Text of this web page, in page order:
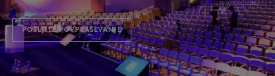
POŠLJITE POVPRAŠEVANJE